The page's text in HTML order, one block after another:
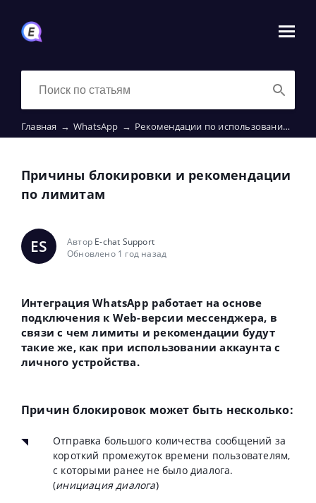
Главная → WhatsApp → Рекомендации по использованию аккаунта и общие лимиты.
Причины блокировки и рекомендации
по лимитам
ES Автор E-chat Support
Обновлено 1 год назад
Интеграция WhatsApp работает на основе
подключения к Web-версии мессенджера, в
связи с чем лимиты и рекомендации будут
такие же, как при использовании аккаунта с
личного устройства.
Причин блокировок может быть несколько:
Отправка большого количества сообщений за
короткий промежуток времени пользователям,
с которыми ранее не было диалога.
(инициация диалога)